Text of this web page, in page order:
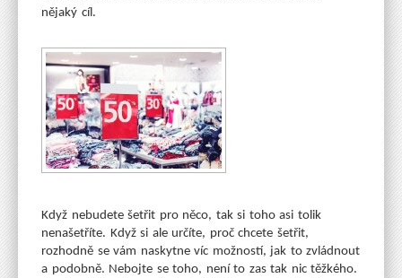
nějaký cíl.
Když nebudete šetřit pro něco, tak si toho asi tolik
nenašetříte. Když si ale určíte, proč chcete šetřit,
rozhodně se vám naskytne víc možností, jak to zvládnout
a podobně. Nebojte se toho, není to zas tak nic těžkého.